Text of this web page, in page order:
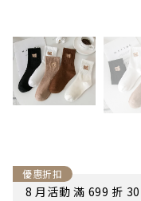
優惠折扣
8 月活動 滿 699 折